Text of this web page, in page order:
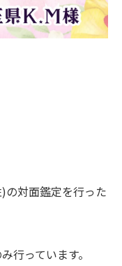
の対面鑑定を行った
行っています。